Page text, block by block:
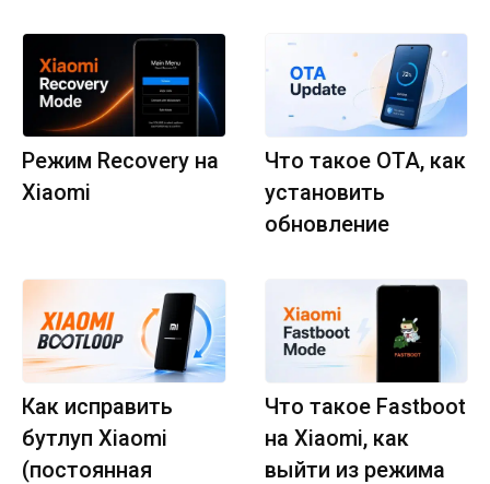
Режим Recovery на
Xiaomi
Что такое OTA, как
установить
обновление
Как исправить
бутлуп Xiaomi
(постоянная
Что такое Fastboot
на Xiaomi, как
выйти из режима